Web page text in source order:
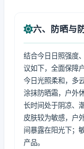
六、防晒与
结合今日日照强度
议如下，全面保障
今日光照柔和，多
涂抹防晒霜，户外
长时间处于阴凉、
皮肤较为敏感，户
间暴露在阳光下；
产品。